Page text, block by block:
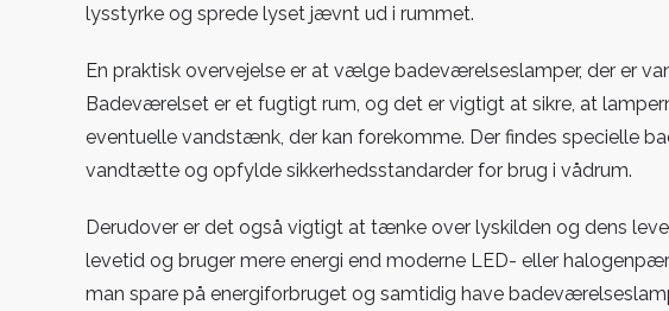
lysstyrke og sprede lyset jævnt ud i rummet.
En praktisk overvejelse er at vælge badeværelseslamper, der er
Badeværelset er et fugtigt rum, og det er vigtigt at sikre, at
eventuelle vandstænk, der kan forekomme. Der findes specielle
vandtætte og opfylde sikkerhedsstandarder for brug i vådrum.
Derudover er det også vigtigt at tænke over lyskilden og dens
levetid og bruger mere energi end moderne LED- eller
man spare på energiforbruget og samtidig have